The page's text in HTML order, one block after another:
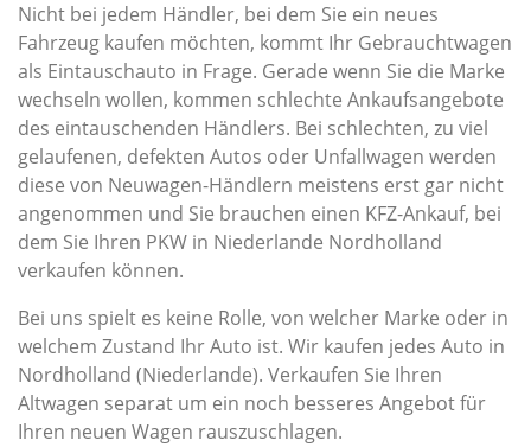
Nicht bei jedem Händler, bei dem Sie ein neues
Fahrzeug kaufen möchten, kommt Ihr Gebrauchtwagen
als Eintauschauto in Frage. Gerade wenn Sie die Marke
wechseln wollen, kommen schlechte Ankaufsangebote
des eintauschenden Händlers. Bei schlechten, zu viel
gelaufenen, defekten Autos oder Unfallwagen werden
diese von Neuwagen-Händlern meistens erst gar nicht
angenommen und Sie brauchen einen KFZ-Ankauf, bei
dem Sie Ihren PKW in Niederlande Nordholland
verkaufen können.
Bei uns spielt es keine Rolle, von welcher Marke oder in
welchem Zustand Ihr Auto ist. Wir kaufen jedes Auto in
Nordholland (Niederlande). Verkaufen Sie Ihren
Altwagen separat um ein noch besseres Angebot für
Ihren neuen Wagen rauszuschlagen.